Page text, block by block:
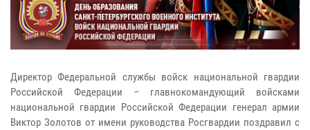
Директор Федеральной службы войск национальной гвардии
Российской Федерации – главнокомандующий войсками
национальной гвардии Российской Федерации генерал армии
Виктор Золотов от имени руководства Росгвардии поздравил с